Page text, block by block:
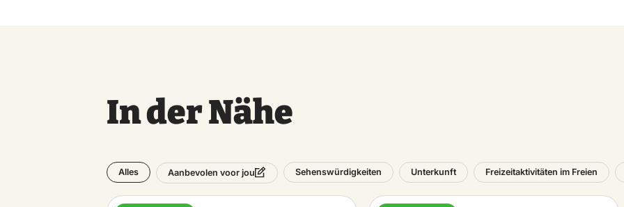
In der Nähe
Alles Aanbevolen voor jou Sehenswürdigkeiten Unterkunft Freizeitaktivitäten im Freien